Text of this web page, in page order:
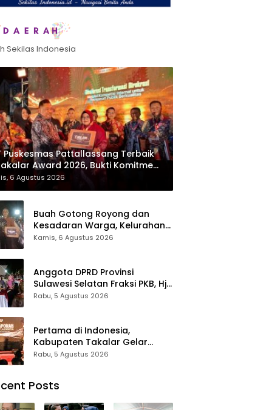
Sekilas Indonesia
Puskesmas Pattallassang Terbaik
Award 2026, Bukti Komitmen
Pelayanan Kesehatan
6 Agustus 2026
Buah Gotong Royong dan
Kesadaran Warga, Kelurahan
Patte’ne Menjadi Bintang
Kamis, 6 Agustus 2026
Anggota DPRD Provinsi
Sulawesi Selatan Fraksi PKB, Hj.
Fadilah Fahriana Hadiri Dan
Pengabdian Melalui Malam
Apresiasi dan Inovasi Award
2026
Rabu, 5 Agustus 2026
Pertama di Indonesia,
Kabupaten Takalar Gelar
Malam Apresiasi dan Inovasi
Publik Berprestasi
Rabu, 5 Agustus 2026
Posts